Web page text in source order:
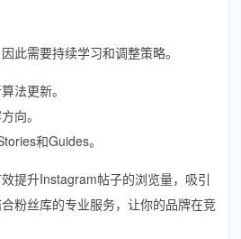
此需要持续学习和调整策略。
法更新。
向。
和Guides。
提升Instagram帖子的浏览量，吸引
粉丝库的专业服务，让你的品牌在竞